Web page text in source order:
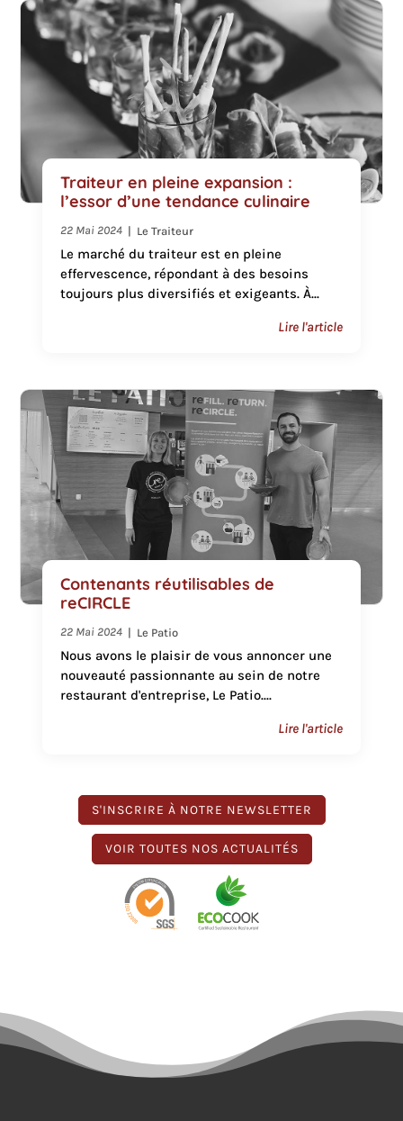
Traiteur en pleine expansion :
l’essor d’une tendance culinaire
22 Mai 2024 Le Traiteur
Le marché du traiteur est en pleine
effervescence, répondant à des besoins
toujours plus diversifiés et exigeants. À...
Lire l'article
Contenants réutilisables de
reCIRCLE
22 Mai 2024 Le Patio
Nous avons le plaisir de vous annoncer une
nouveauté passionnante au sein de notre
restaurant d'entreprise, Le Patio....
Lire l'article
S'INSCRIRE À NOTRE NEWSLETTER
VOIR TOUTES NOS ACTUALITÉS